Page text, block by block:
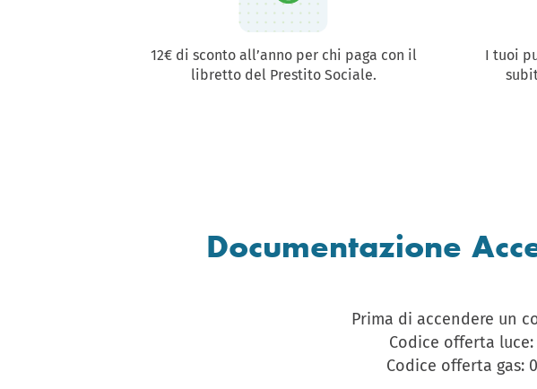
12€ di sconto all’anno per chi paga con il
libretto del Prestito Sociale.
I tuoi
Documentazione
Prima di accendere un
Codice offerta luce:
Codice offerta gas: